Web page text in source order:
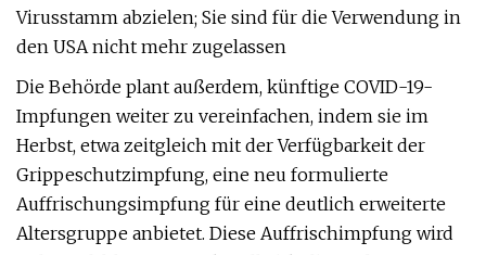
Virusstamm abzielen; Sie sind für die Verwendung in
den USA nicht mehr zugelassen
Die Behörde plant außerdem, künftige COVID-19-
Impfungen weiter zu vereinfachen, indem sie im
Herbst, etwa zeitgleich mit der Verfügbarkeit der
Grippeschutzimpfung, eine neu formulierte
Auffrischungsimpfung für eine deutlich erweiterte
Altersgruppe anbietet. Diese Auffrischimpfung wird